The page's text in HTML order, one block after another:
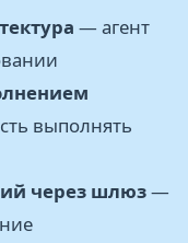
— агент
выполнять
через шлюз—